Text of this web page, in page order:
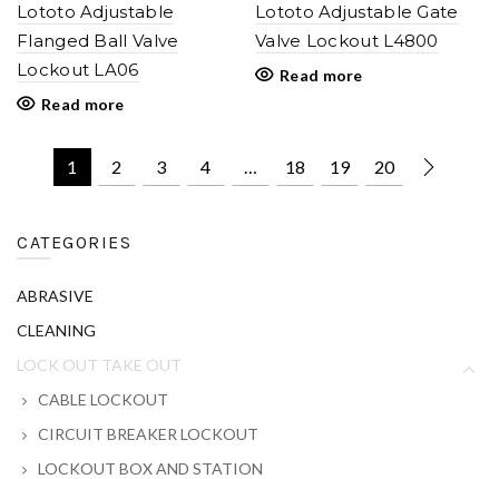
Lototo Adjustable
Flanged Ball Valve
Lockout LA06
Read more
Lototo Adjustable Gate
Valve Lockout L4800
Read more
1 2 3 4 … 18 19 20
CATEGORIES
ABRASIVE
CLEANING
LOCK OUT TAKE OUT
CABLE LOCKOUT
CIRCUIT BREAKER LOCKOUT
LOCKOUT BOX AND STATION